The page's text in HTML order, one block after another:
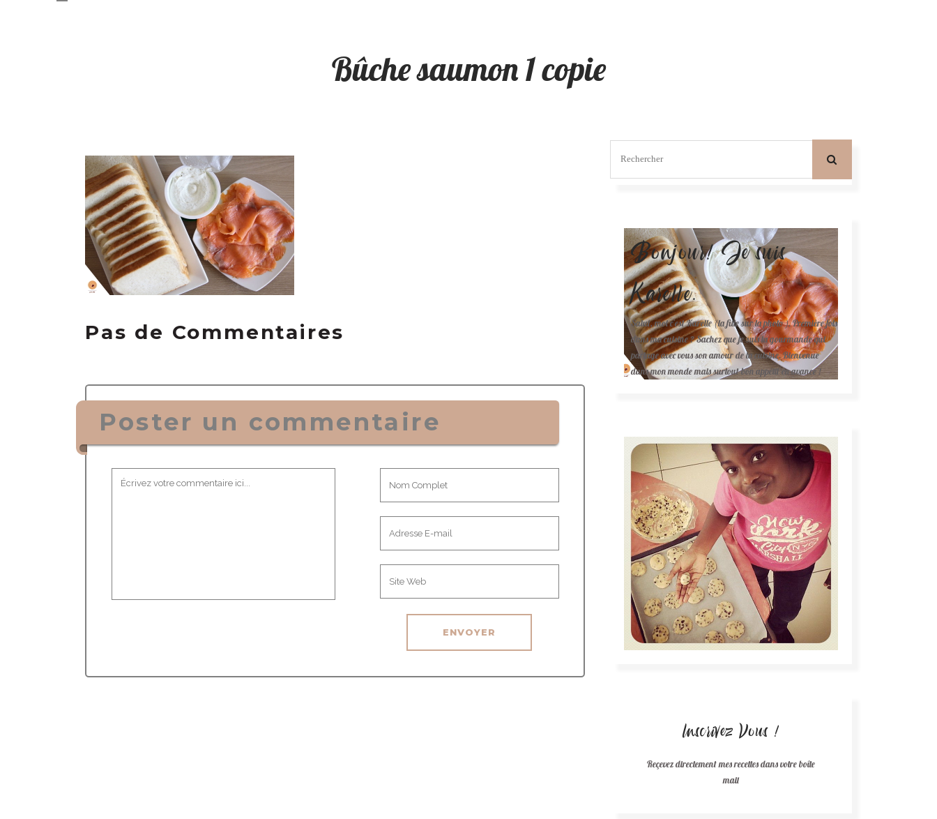
Bûche saumon 1 copie
Pas de Commentaires
Poster un commentaire
Bonjour! Je suis
Karelle.
Salut, moi c'est Karelle (la fille sur la photo ). Première fois
dans ma cuisine ? Sachez que je suis la gourmande qui
partage avec vous son amour de la cuisine. Bienvenue
dans mon monde mais surtout bon appétit en avance !
Inscrivez Vous !
Reçevez directement mes recettes dans votre boîte
mail